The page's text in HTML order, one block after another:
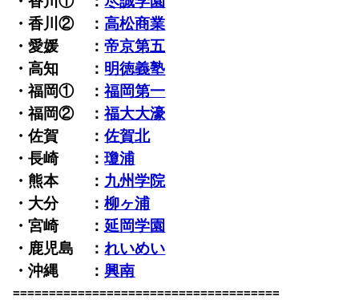
・香川② ：高松商業
・愛媛 ：帝京第五
・高知 ： 明徳義塾
・福岡① ：福岡第一
・福岡② ：福大大濠
・佐賀 ：佐賀北
・長崎 ：瓊浦
・熊本 ： 九州学院
・大分 ：柳ヶ浦
・宮崎 ： 延岡学園
・鹿児島 ：れいめい
・沖縄 ：興南
=====================================